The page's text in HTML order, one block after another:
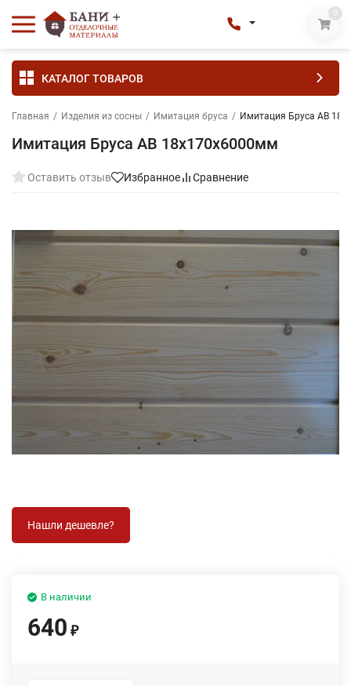
0
КАТАЛОГ ТОВАРОВ
Главная / Изделия из сосны / Имитация бруса / Имитация Бруса АВ
Имитация Бруса АВ 18х170х6000мм
Оставить отзыв Избранное Сравнение
В наличии
640 ₽